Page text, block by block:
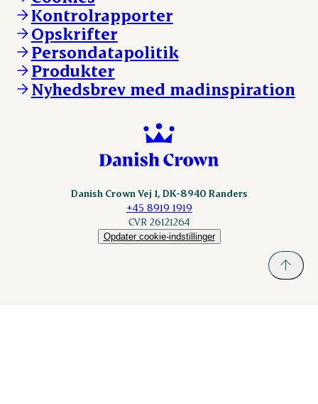
Vores lokationer
Kontakt
Danishcrownprofessional.com
DAT-Schaub.com
ESS-FOOD.com
Fonden Dansk Gastronomi
KLS.se
nordicspoor.com
Scanhide.dk
Kontrolrapporter
Opskrifter
Persondatapolitik
Produkter
Nyhedsbrev med madinspiration
Danish Crown Vej 1, DK-8940 Randers
+45 8919 1919
CVR 26121264
Opdater cookie-indstillinger